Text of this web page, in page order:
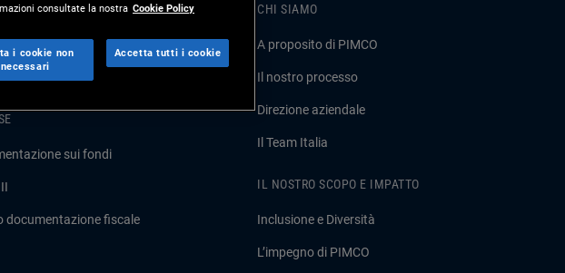
per i clienti e analisi
sui fondi
documentazione fiscale
CHI SIAMO
A proposito di PIMCO
Il nostro processo
Direzione aziendale
Il Team Italia
IL NOSTRO SCOPO E IMPATTO
Inclusione e Diversità
L’impegno di PIMCO
consultate la nostra Cookie Policy
i cookie non
necessari
Accetta tutti i cookie